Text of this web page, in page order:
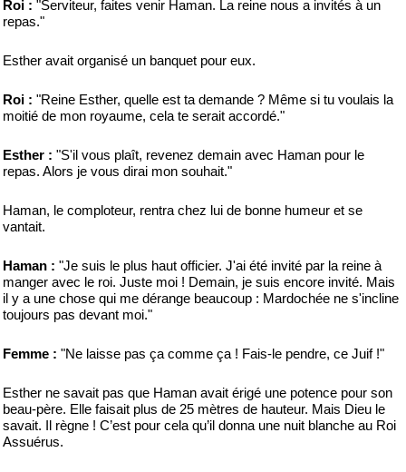
Roi : "Serviteur, faites venir Haman. La reine nous a invités à un
repas."
Esther avait organisé un banquet pour eux.
Roi : "Reine Esther, quelle est ta demande ? Même si tu voulais la
moitié de mon royaume, cela te serait accordé."
Esther : "S'il vous plaît, revenez demain avec Haman pour le
repas. Alors je vous dirai mon souhait."
Haman, le comploteur, rentra chez lui de bonne humeur et se
vantait.
Haman : "Je suis le plus haut officier. J'ai été invité par la reine à
manger avec le roi. Juste moi ! Demain, je suis encore invité. Mais
il y a une chose qui me dérange beaucoup : Mardochée ne s'incline
toujours pas devant moi."
Femme : "Ne laisse pas ça comme ça ! Fais-le pendre, ce Juif !"
Esther ne savait pas que Haman avait érigé une potence pour son
beau-père. Elle faisait plus de 25 mètres de hauteur. Mais Dieu le
savait. Il règne ! C’est pour cela qu’il donna une nuit blanche au Roi
Assuérus.